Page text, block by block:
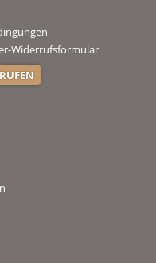
Widerrufsformular